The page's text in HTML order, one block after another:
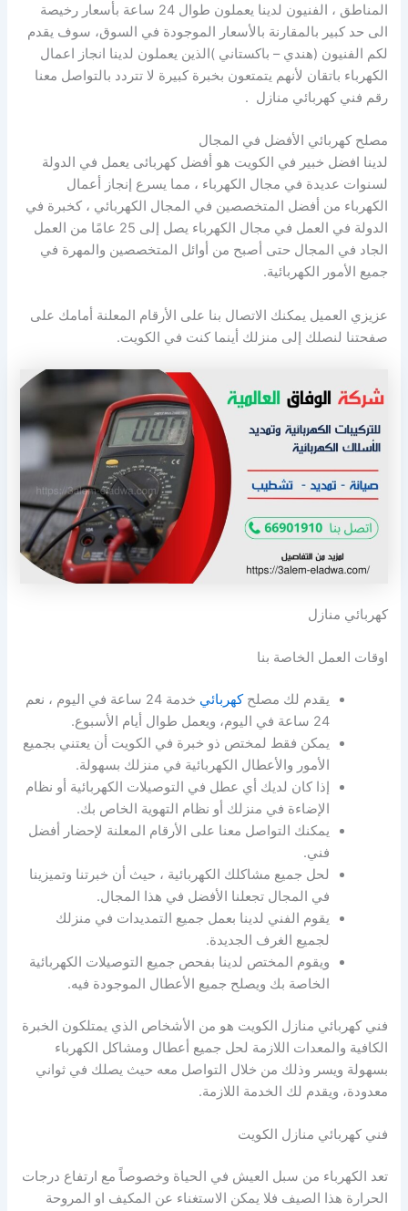
المناطق ، الفنيون لدينا يعملون طوال 24 ساعة بأسعار رخيصة
الى حد كبير بالمقارنة بالأسعار الموجودة في السوق، سوف يقدم
لكم الفنيون (هندي – باكستاني )الذين يعملون لدينا انجاز اعمال
الكهرباء باتقان لأنهم يتمتعون بخبرة كبيرة لا تتردد بالتواصل معنا
رقم فني كهربائي منازل .
مصلح كهربائي الأفضل في المجال
لدينا افضل خبير في الكويت هو أفضل كهربائى يعمل في الدولة
لسنوات عديدة في مجال الكهرباء ، مما يسرع إنجاز أعمال
الكهرباء من أفضل المتخصصين في المجال الكهربائي ، كخبرة في
الدولة في العمل في مجال الكهرباء يصل إلى 25 عامًا من العمل
الجاد في المجال حتى أصبح من أوائل المتخصصين والمهرة في
جميع الأمور الكهربائية.
عزيزي العميل يمكنك الاتصال بنا على الأرقام المعلنة أمامك على
صفحتنا لنصلك إلى منزلك أينما كنت في الكويت.
كهربائي منازل
اوقات العمل الخاصة بنا
يقدم لك مصلحكهربائي
خدمة 24 ساعة في اليوم ، نعم
24 ساعة في اليوم، ويعمل طوال أيام الأسبوع.
يمكن فقط لمختص ذو خبرة في الكويت أن يعتني بجميع
الأمور والأعطال الكهربائية في منزلك بسهولة.
إذا كان لديك أي عطل في التوصيلات الكهربائية أو نظام
الإضاءة في منزلك أو نظام التهوية الخاص بك.
يمكنك التواصل معنا على الأرقام المعلنة لإحضار أفضل
فني.
لحل جميع مشاكلك الكهربائية ، حيث أن خبرتنا وتميزينا
في المجال تجعلنا الأفضل في هذا المجال.
يقوم الفني لدينا بعمل جميع التمديدات في منزلك
لجميع الغرف الجديدة.
ويقوم المختص لدينا بفحص جميع التوصيلات الكهربائية
الخاصة بك ويصلح جميع الأعطال الموجودة فيه.
فني كهربائي منازل الكويت هو من الأشخاص الذي يمتلكون الخبرة
الكافية والمعدات اللازمة لحل جميع أعطال ومشاكل الكهرباء
بسهولة ويسر وذلك من خلال التواصل معه حيث يصلك في ثواني
معدودة، ويقدم لك الخدمة اللازمة.
فني كهربائي منازل الكويت
تعد الكهرباء من سبل العيش في الحياة وخصوصاً مع ارتفاع درجات
الحرارة هذا الصيف فلا يمكن الاستغناء عن المكيف او المروحة